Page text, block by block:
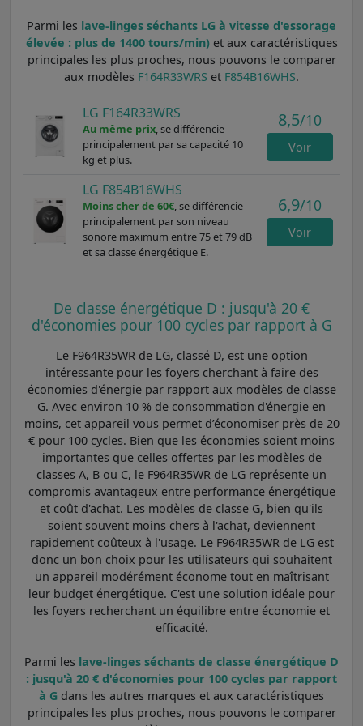
Parmi les lave-linges séchants LG à vitesse d'essorage
élevée : plus de 1400 tours/min)et aux caractéristiques
principales les plus proches, nous pouvons le comparer
aux modèles F164R33WRS et F854B16WHS.
LG F164R33WRS
Au même prix, se différencie
principalement par sa capacité 10
kg et plus.
8,5/10
Voir
LG F854B16WHS
Moins cher de 60€, se différencie
principalement par son niveau
sonore maximum entre 75 et 79 dB
et sa classe énergétique E.
6,9/10
Voir
De classe énergétique D : jusqu'à 20 €
d'économies pour 100 cycles par rapport à G
Le F964R35WR de LG, classé D, est une option
intéressante pour les foyers cherchant à faire des
économies d'énergie par rapport aux modèles de classe
G. Avec environ 10 % de consommation d'énergie en
moins, cet appareil vous permet d’économiser près de 20
€ pour 100 cycles. Bien que les économies soient moins
importantes que celles offertes par les modèles de
classes A, B ou C, le F964R35WR de LG représente un
compromis avantageux entre performance énergétique
et coût d'achat. Les modèles de classe G, bien qu'ils
soient souvent moins chers à l'achat, deviennent
rapidement coûteux à l'usage. Le F964R35WR de LG est
donc un bon choix pour les utilisateurs qui souhaitent
un appareil modérément économe tout en maîtrisant
leur budget énergétique. C'est une solution idéale pour
les foyers recherchant un équilibre entre économie et
efficacité.
Parmi les lave-linges séchants de classe énergétique D
: jusqu'à 20 € d'économies pour 100 cycles par rapport
à G dans les autres marques et aux caractéristiques
principales les plus proches, nous pouvons le comparer